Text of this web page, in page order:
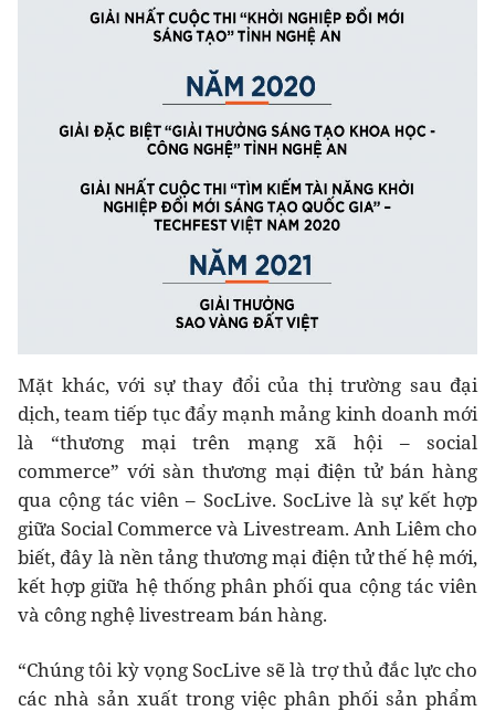
Mặt khác, với sự thay đổi của thị trường sau đại
dịch, team tiếp tục đẩy mạnh mảng kinh doanh mới
là “thương mại trên mạng xã hội – social
commerce” với sàn thương mại điện tử bán hàng
qua cộng tác viên – SocLive. SocLive là sự kết hợp
giữa Social Commerce và Livestream. Anh Liêm cho
biết, đây là nền tảng thương mại điện tử thế hệ mới,
kết hợp giữa hệ thống phân phối qua cộng tác viên
và công nghệ livestream bán hàng.
“Chúng tôi kỳ vọng SocLive sẽ là trợ thủ đắc lực cho
các nhà sản xuất trong việc phân phối sản phẩm